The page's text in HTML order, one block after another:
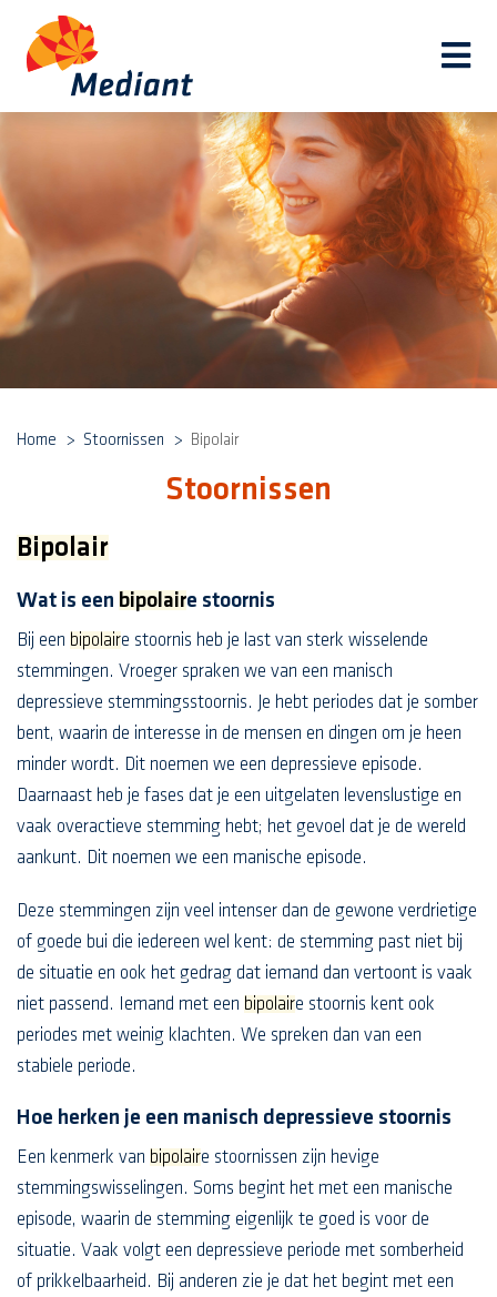
Home Stoornissen Bipolair
Stoornissen
Bipolair
Wat is een bipolaire stoornis
Bij een bipolaire stoornis heb je last van sterk wisselende
stemmingen. Vroeger spraken we van een manisch
depressieve stemmingsstoornis. Je hebt periodes dat je somber
bent, waarin de interesse in de mensen en dingen om je heen
minder wordt. Dit noemen we een depressieve episode.
Daarnaast heb je fases dat je een uitgelaten levenslustige en
vaak overactieve stemming hebt; het gevoel dat je de wereld
aankunt. Dit noemen we een manische episode.
Deze stemmingen zijn veel intenser dan de gewone verdrietige
of goede bui die iedereen wel kent: de stemming past niet bij
de situatie en ook het gedrag dat iemand dan vertoont is vaak
niet passend. Iemand met een bipolaire stoornis kent ook
periodes met weinig klachten. We spreken dan van een
stabiele periode.
Hoe herken je een manisch depressieve stoornis
Een kenmerk van bipolaire stoornissen zijn hevige
stemmingswisselingen. Soms begint het met een manische
episode, waarin de stemming eigenlijk te goed is voor de
situatie. Vaak volgt een depressieve periode met somberheid
of prikkelbaarheid. Bij anderen zie je dat het begint met een